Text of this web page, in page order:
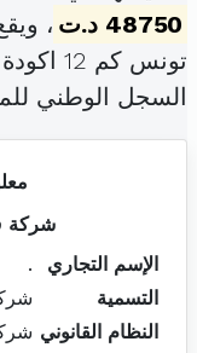
48750 د.ت
،
تونس كم 12 اكودة (
السجل الوطني
شركة
الإسم التجاري
.
التسمية
النظام القانوني